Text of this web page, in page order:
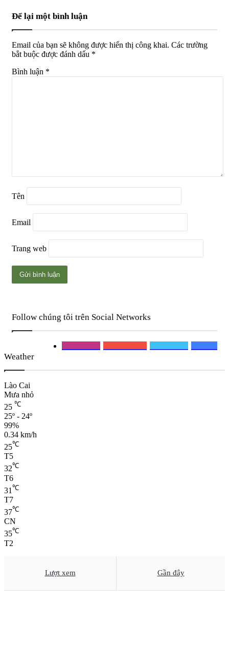
Để lại một bình luận
Email của bạn sẽ không được hiển thị công khai. Các trường
bắt buộc được đánh dấu *
Bình luận *
Tên
Email
Trang web
Follow chúng tôi trên Social Networks
Weather
Lào Cai
Mưa nhỏ
25 ℃
25º - 24º
99%
0.34 km/h
25℃
T5
32℃
T6
31 ℃
T7
37℃
CN
35℃
T2
Lượt xem Gần đây